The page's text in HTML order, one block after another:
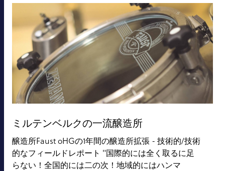
ミルテンベルクの一流醸造所
醸造所Faust oHGの1年間の醸造所拡張 - 技術的/技術
的なフィールドレポート "国際的には全く取るに足
らない！全国的には二の次！地域的にはハンマ